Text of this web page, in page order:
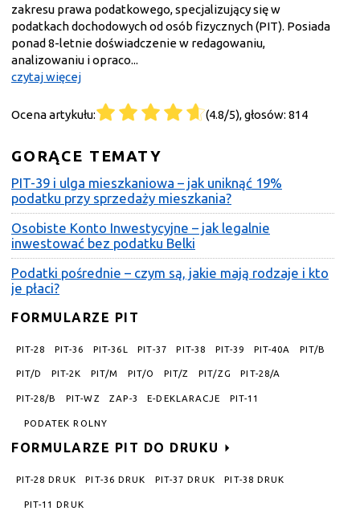
zakresu prawa podatkowego, specjalizujący się w
podatkach dochodowych od osób fizycznych (PIT). Posiada
ponad 8-letnie doświadczenie w redagowaniu,
analizowaniu i opraco...
czytaj więcej
Ocena artykułu: (4.8/5), głosów: 814
GORĄCE TEMATY
PIT-39 i ulga mieszkaniowa – jak uniknąć 19%
podatku przy sprzedaży mieszkania?
Osobiste Konto Inwestycyjne – jak legalnie
inwestować bez podatku Belki
Podatki pośrednie – czym są, jakie mają rodzaje i kto
je płaci?
FORMULARZE PIT
PIT-28 PIT-36 PIT-36L PIT-37 PIT-38 PIT-39 PIT-40A PIT/B
PIT/D PIT-2K PIT/M PIT/O PIT/Z PIT/ZG PIT-28/A
PIT-28/B PIT-WZ ZAP-3 E-DEKLARACJE PIT-11
PODATEK ROLNY
FORMULARZE PIT DO DRUKU
PIT-28 DRUK PIT-36 DRUK PIT-37 DRUK PIT-38 DRUK
PIT-11 DRUK